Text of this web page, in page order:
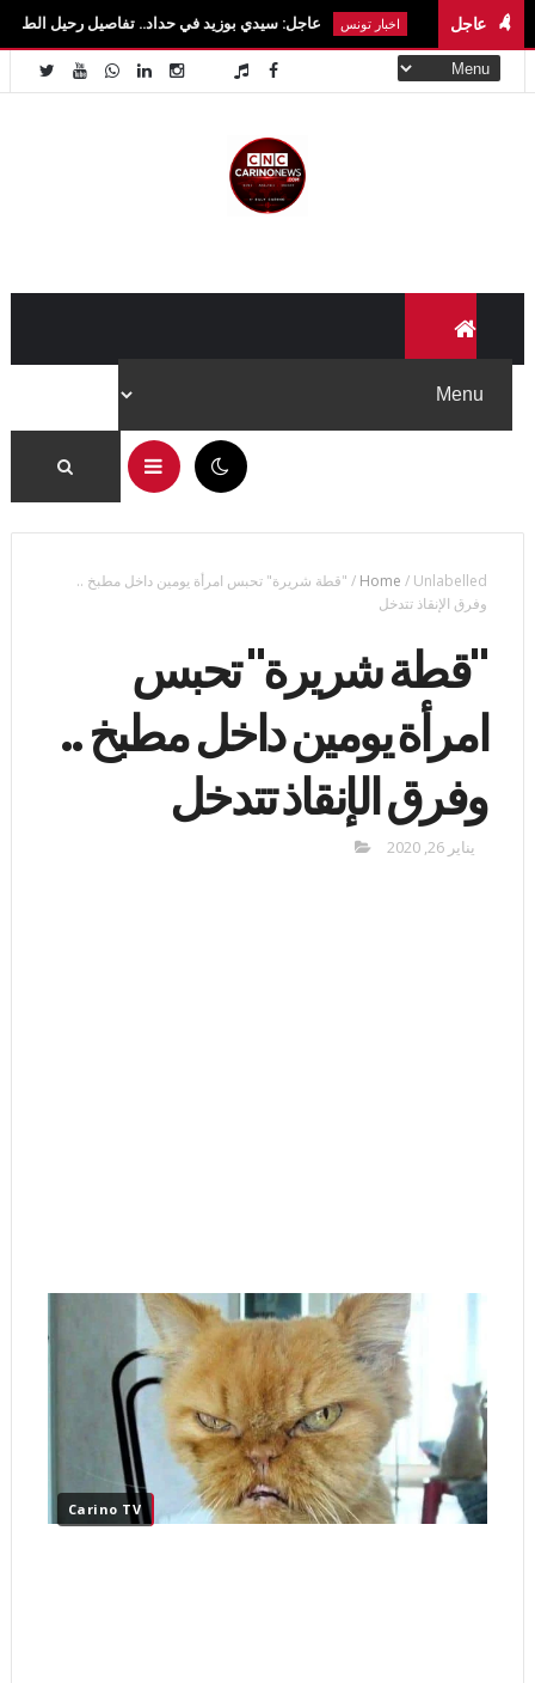
عاجل
اخبار تونس عاجل: سيدي بوزيد في حداد.. تفاصيل رحيل الطالبة آية الزايدي
Home / Unlabelled
/ "قطة شريرة" تحبس امرأة يومين داخل مطبخ ..
وفرق الإنقاذ تتدخل
"قطة شريرة" تحبس
امرأة يومين داخل مطبخ ..
وفرق الإنقاذ تتدخل
يناير 26, 2020
Carino TV